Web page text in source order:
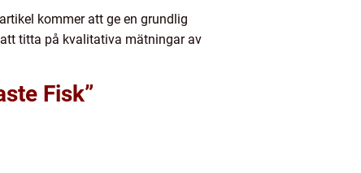
kommer att ge en grundlig
titta på kvalitativa mätningar av
Fisk”